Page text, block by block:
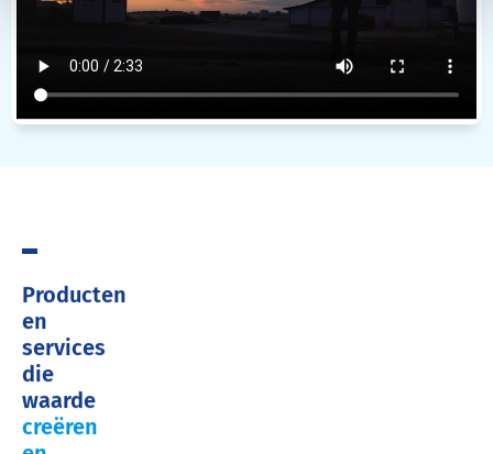
Producten
en
services
die
waarde
creëren